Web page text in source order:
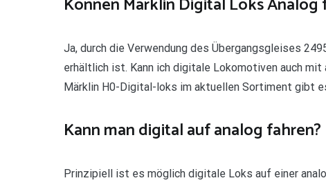
Ja, durch die Verwendung des Übergangsgleises
erhältlich ist. Kann ich digitale Lokomotiven auch
Märklin H0-Digital-loks im aktuellen Sortiment gibt
Kann man digital auf analog fahren?
Prinzipiell ist es möglich digitale Loks auf einer